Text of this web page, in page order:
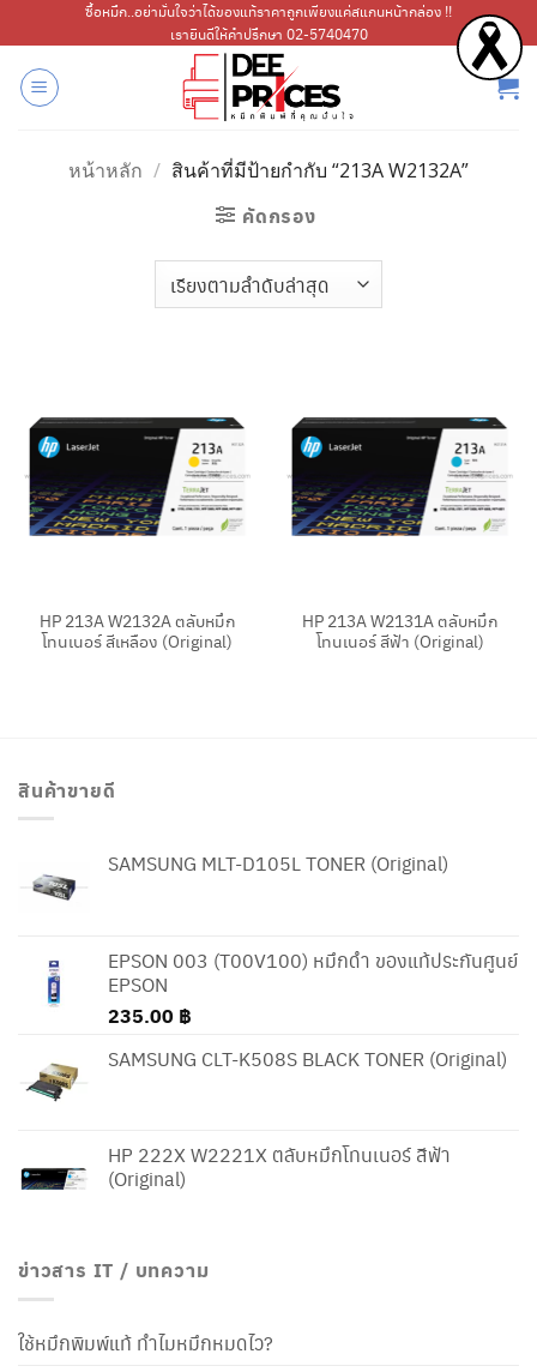
ไป
เนื้อหา
ซื้อหมึก..อย่ามั่นใจว่าได้ของแท้ราคาถูกเพียงแค่สแกนหน้ากล่อง !!
เรายินดีให้คำปรึกษา 02-5740470
หน้าหลัก / สินค้าที่มีป้ายกำกับ “213A W2132A”
คัดกรอง
HP 213A W2132A ตลับหมึก
โทนเนอร์ สีเหลือง (Original)
HP 213A W2131A ตลับหมึก
โทนเนอร์ สีฟ้า (Original)
สินค้าขายดี
SAMSUNG MLT-D105L TONER (Original)
EPSON 003 (T00V100) หมึกดำ ของแท้ประกันศูนย์
EPSON
235.00 ฿
SAMSUNG CLT-K508S BLACK TONER (Original)
HP 222X W2221X ตลับหมึกโทนเนอร์ สีฟ้า
(Original)
ข่าวสาร IT / บทความ
ใช้หมึกพิมพ์แท้ ทำไมหมึกหมดไว?